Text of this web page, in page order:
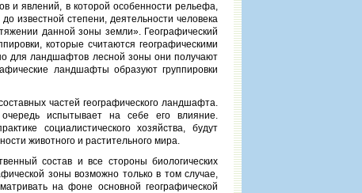
и явлений, в которой особенности рельефа,
известной степени, деятельности человека
данной зоны земли». Географический
которые считаются географическими
для ландшафтов лесной зоны они получают
ландшафты образуют группировки
частей географического ландшафта.
испытывает на себе его влияние.
социалистического хозяйства, будут
животного и растительного мира.
состав и все стороны биологических
зоны возможно только в том случае,
на фоне основной географической